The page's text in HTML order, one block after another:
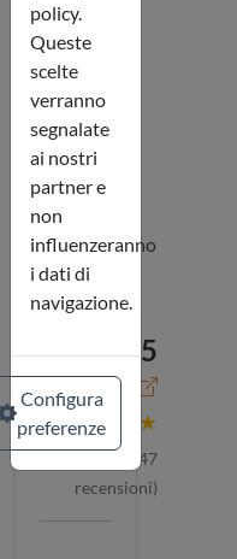
4.8 / 5
★★★★★
247
recensioni)
policy.
Queste
scelte
verranno
segnalate
ai nostri
partner e
non
influenzeranno
i dati di
navigazione.
Configura
preferenze